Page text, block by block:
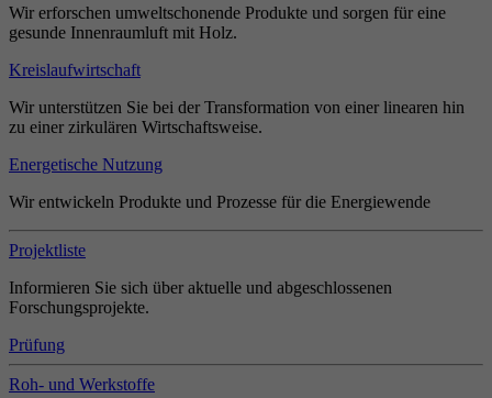
Wir erforschen umweltschonende Produkte und sorgen für eine
gesunde Innenraumluft mit Holz.
Kreislaufwirtschaft
Wir unterstützen Sie bei der Transformation von einer linearen hin
zu einer zirkulären Wirtschaftsweise.
Energetische Nutzung
Wir entwickeln Produkte und Prozesse für die Energiewende
Projektliste
Informieren Sie sich über aktuelle und abgeschlossenen
Forschungsprojekte.
Prüfung
Roh- und Werkstoffe